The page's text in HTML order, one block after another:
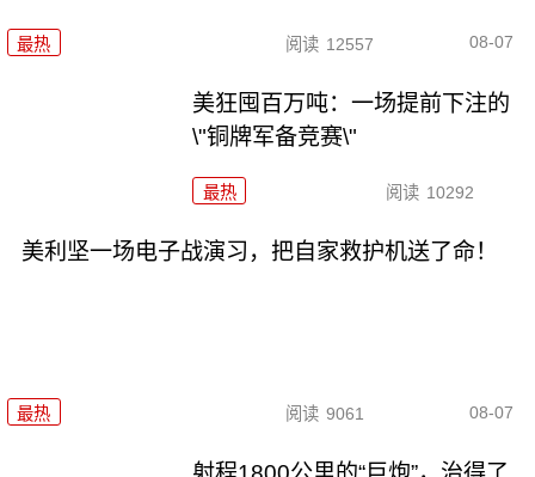
最热 阅读 12557 08-07
美狂囤百万吨：一场提前下注的
\"铜牌军备竞赛\"
最热 阅读 10292
美利坚一场电子战演习，把自家救护机送了命！
最热 阅读 9061 08-07